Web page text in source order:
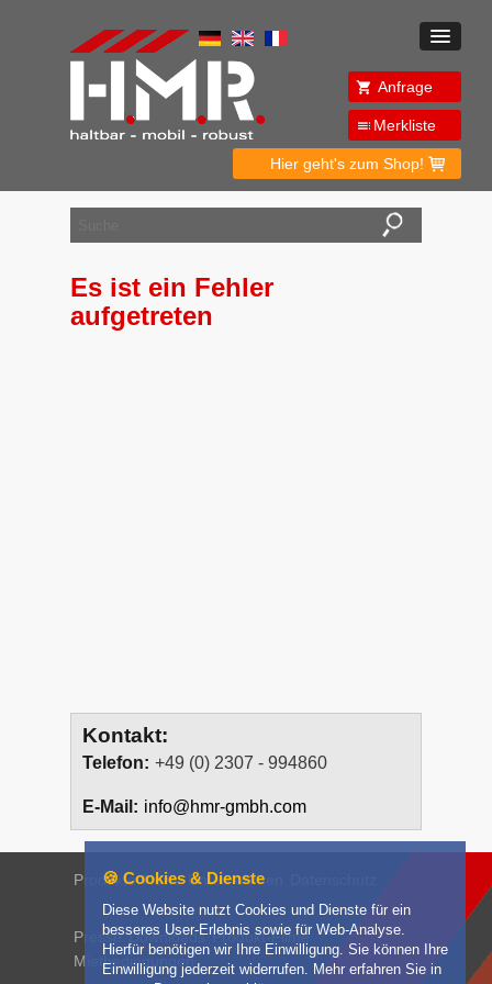
Anfrage
Merkliste
Hier geht's zum Shop!
Es ist ein Fehler
aufgetreten
Kontakt:
Telefon: +49 (0) 2307 - 994860
E-Mail: info@hmr-gmbh.com
Produkte News Unternehmen
Presse Downloads Produkt-Filme
Mietbedingungen
🍪 Cookies & Dienste
Diese Website nutzt Cookies und Dienste für ein
besseres User-Erlebnis sowie für Web-Analyse.
Hierfür benötigen wir Ihre Einwilligung. Sie können Ihre
Einwilligung jederzeit widerrufen. Mehr erfahren Sie in